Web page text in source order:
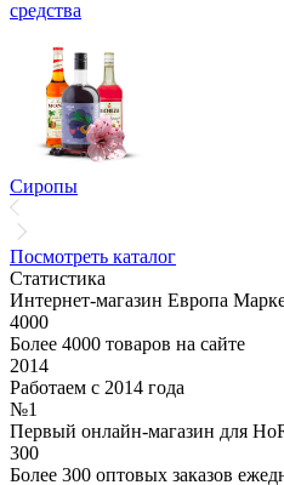
средства
Сиропы
Посмотреть каталог
Статистика
Интернет-магазин Европа
4000
Более 4000 товаров на сайте
2014
Работаем с 2014 года
№1
Первый онлайн-магазин для
300
Более 300 оптовых заказов